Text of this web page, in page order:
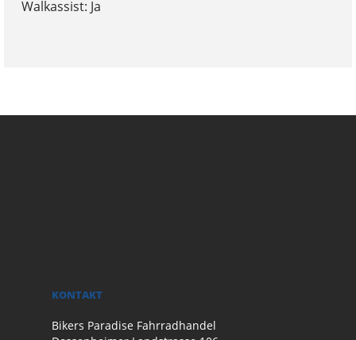
Walkassist: Ja
KONTAKT
Bikers Paradise Fahrradhandel